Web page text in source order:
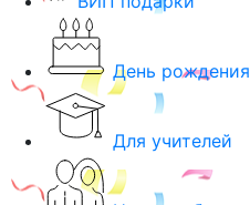
День рождения
Для учителей